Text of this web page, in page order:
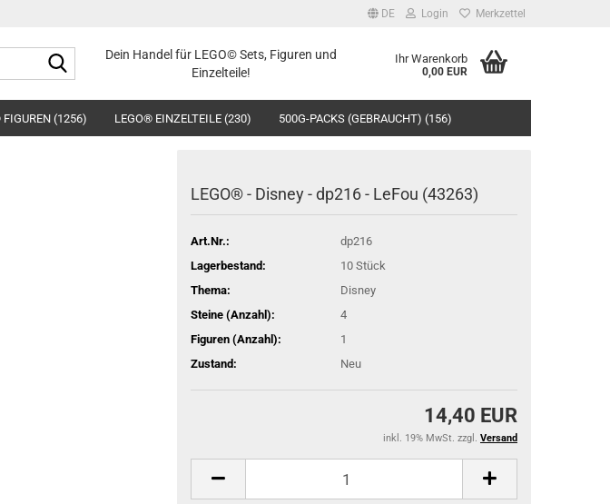
DE Login Merkzettel
Suche...Dein Handel für LEGO© Sets, Figuren und
Einzelteile!
Ihr Warenkorb
0,00 EUR
FIGUREN (1256) LEGO® EINZELTEILE (230) 500G-PACKS (GEBRAUCHT) (156)
LEGO® - Disney - dp216 - LeFou (43263)
Art.Nr.:
dp216
Lagerbestand:
10 Stück
Thema:
Disney
Steine (Anzahl):
4
Figuren (Anzahl):
1
Zustand:
Neu
14,40 EUR
inkl. 19% MwSt. zzgl. Versand